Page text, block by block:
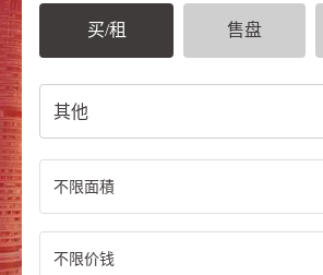
买/租 售盘
其他
不限面積
不限价钱